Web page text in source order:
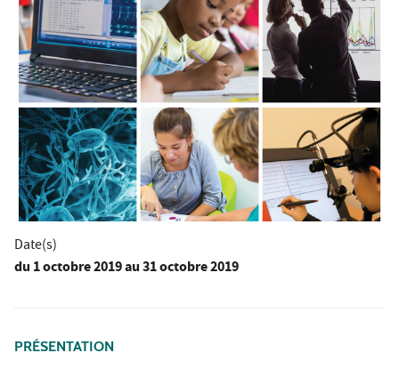
Date(s)
du 1 octobre 2019au 31 octobre 2019
PRÉSENTATION